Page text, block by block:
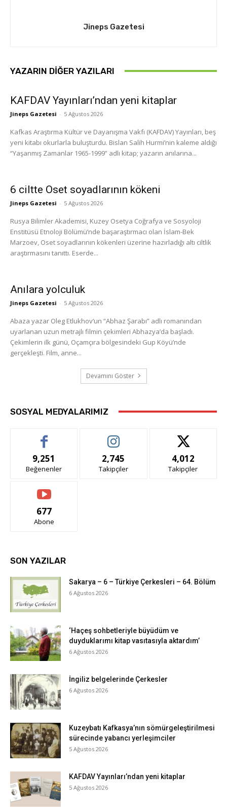
Jineps Gazetesi
YAZARIN DIĞER YAZILARI
KAFDAV Yayınları’ndan yeni kitaplar
Jineps Gazetesi - 5 Ağustos 2026
Kafkas Araştırma Kültür ve Dayanışma Vakfı (KAFDAV) Yayınları, beş
yeni kitabı okurlarla buluşturdu. Bislan Salih Hurmi’nin kaleme aldığı
“Yaşanmış Zamanlar 1965-1999” adlı kitap; yazarın anılarına...
6 ciltte Oset soyadlarının kökeni
Jineps Gazetesi - 5 Ağustos 2026
Rusya Bilimler Akademisi, Kuzey Osetya Coğrafya ve Sosyoloji
Enstitüsü Etnoloji Bölümü’nde başaraştırmacı olan İslam-Bek
Marzoev, Oset soyadlarının kökenleri üzerine hazırladığı altı ciltlik
araştırmasını tanıttı. Eserde...
Anılara yolculuk
Jineps Gazetesi - 5 Ağustos 2026
Abaza yazar Oleg Etlukhov’un “Abhaz Şarabı” adlı romanından
uyarlanan uzun metrajlı filmin çekimleri Abhazya’da başladı.
Çekimlerin ilk günü, Oçamçıra bölgesindeki Gup Köyü’nde
gerçekleşti. Film, anne...
Devamını Göster
SOSYAL MEDYALARIMIZ
9,251
Beğenenler
2,745
Takipçiler
4,012
Takipçiler
677
Abone
SON YAZILAR
Sakarya – 6 – Türkiye Çerkesleri – 64. Bölüm
6 Ağustos 2026
‘Haçeş sohbetleriyle büyüdüm ve
duyduklarımı kitap vasıtasıyla aktardım’
6 Ağustos 2026
İngiliz belgelerinde Çerkesler
6 Ağustos 2026
Kuzeybatı Kafkasya’nın sömürgeleştirilmesi
sürecinde yabancı yerleşimciler
5 Ağustos 2026
KAFDAV Yayınları’ndan yeni kitaplar
5 Ağustos 2026